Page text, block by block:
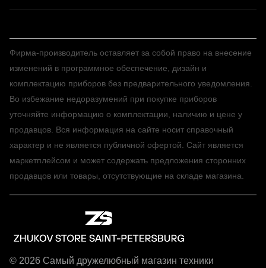
Фирма-производитель оставляет за собой право на внесение
изменений в программное обеспечение, дизайн и
комплектацию приборов без предварительного уведомления.
Во избежание недоразумений при покупке приборов
уточняйте информацию о комплектации, наличию и цене у
продавцов. Вся информация на сайте носит справочный
характер и не является публичной офертой. Сайт является
маркетплейсом и может содержать предложения сторонних
продавцов или товары, отсутствующие на складе магазина.
© 2026 Самый дружелюбный магазин техники